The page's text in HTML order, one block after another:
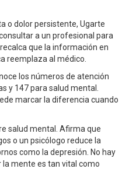
o dolor persistente, Ugarte
a un profesional para
que la información en
reemplaza al médico.
los números de atención
y 147 para salud mental.
marcar la diferencia cuando
salud mental. Afirma que
o un psicólogo reduce la
como la depresión. No hay
mente es tan vital como